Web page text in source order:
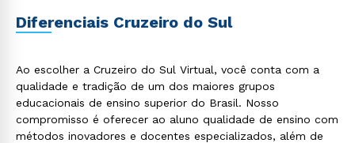
Diferenciais Cruzeiro do Sul
Ao escolher a Cruzeiro do Sul Virtual, você conta com a
qualidade e tradição de um dos maiores grupos
educacionais de ensino superior do Brasil. Nosso
compromisso é oferecer ao aluno qualidade de ensino com
métodos inovadores e docentes especializados, além de